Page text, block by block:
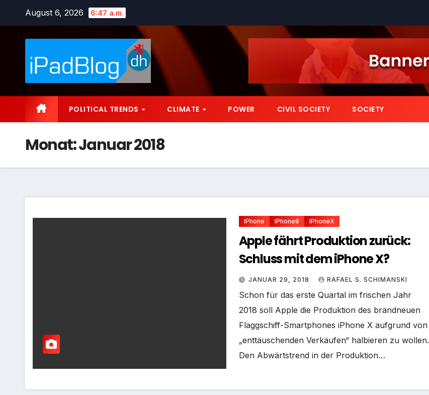
springen
August 6, 2026 6:47 a.m.
POLITICAL TRENDS CLIMATE POWER CIVIL SOCIETY SOCIETY
Monat:Januar 2018
IPhone IPhone8 IPhoneX
Apple fährt Produktion zurück:
Schluss mit dem iPhone X?
JANUAR 29, 2018 RAFAEL S. SCHIMANSKI
Schon für das erste Quartal im frischen Jahr
2018 soll Apple die Produktion des brandneuen
Flaggschiff-Smartphones iPhone X aufgrund von
„enttäuschenden Verkäufen“ halbieren zu wollen.
Den Abwärtstrend in der Produktion…